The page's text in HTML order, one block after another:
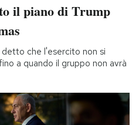
il piano di Trump
detto che l'esercito non si
a quando il gruppo non avrà